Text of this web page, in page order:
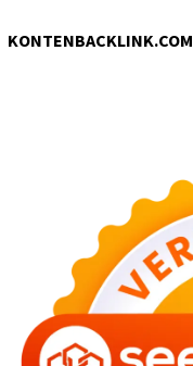
KONTENBACKLINK.COM